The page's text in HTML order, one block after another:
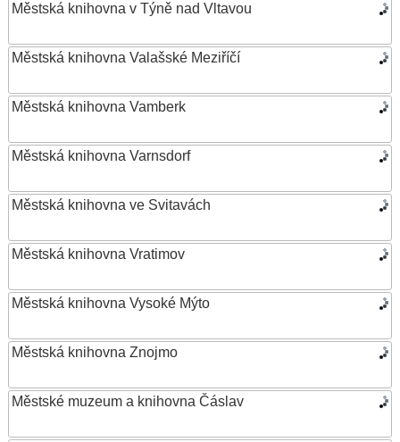
Městská knihovna v Týně nad Vltavou
Městská knihovna Valašské Meziříčí
Městská knihovna Vamberk
Městská knihovna Varnsdorf
Městská knihovna ve Svitavách
Městská knihovna Vratimov
Městská knihovna Vysoké Mýto
Městská knihovna Znojmo
Městské muzeum a knihovna Čáslav